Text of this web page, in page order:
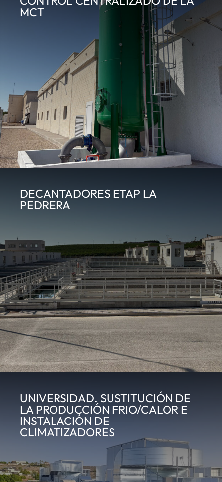
MCT
DECANTADORES ETAP LA
PEDRERA
UNIVERSIDAD. SUSTITUCIÓN DE
LA PRODUCCIÓN FRIO/CALOR E
INSTALACIÓN DE
CLIMATIZADORES